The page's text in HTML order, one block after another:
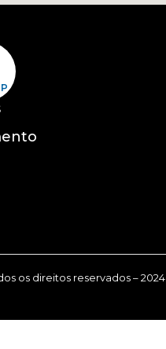
os direitos reservados – 2024